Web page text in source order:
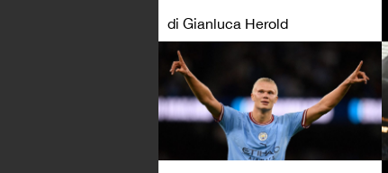
di Gianluca Herold